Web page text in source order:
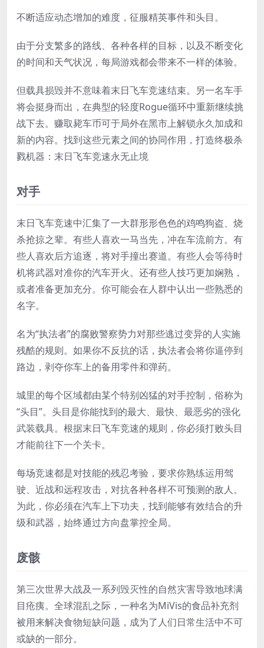
不断适应动态增加的难度，征服精英事件和头目。
由于分支繁多的路线、各种各样的目标，以及不断变化
的时间和天气状况，每局游戏都会带来不一样的体验。
但载具损毁并不意味着末日飞车竞速结束。另一名车手
将会挺身而出，在典型的轻度Rogue循环中重新继续挑
战下去。赚取毙车币可于局外在黑市上解锁永久加成和
新的内容。找到这些元素之间的协同作用，打造终极杀
戮机器：末日飞车竞速永无止境
对手
末日飞车竞速中汇集了一大群形形色色的鸡鸣狗盗、烧
杀抢掠之辈。有些人喜欢一马当先，冲在车流前方。有
些人喜欢后方追逐，将对手撞出赛道。有些人会等待时
机将武器对准你的汽车开火。还有些人技巧更加娴熟，
或者准备更加充分。你可能会在人群中认出一些熟悉的
名字。
名为“执法者”的腐败警察势力对那些逃过变异的人实施
残酷的规则。如果你不反抗的话，执法者会将你逼停到
路边，剥夺你车上的备用零件和弹药。
城里的每个区域都由某个特别凶猛的对手控制，俗称为
“头目”。头目是你能找到的最大、最快、最恶劣的强化
武装载具。根据末日飞车竞速的规则，你必须打败头目
才能前往下一个关卡。
每场竞速都是对技能的残忍考验，要求你熟练运用驾
驶、近战和远程攻击，对抗各种各样不可预测的敌人。
为此，你必须在汽车上下功夫，找到能够有效结合的升
级和武器，始终通过方向盘掌控全局。
废骸
第三次世界大战及一系列毁灭性的自然灾害导致地球满
目疮痍。全球混乱之际，一种名为MiVis的食品补充剂
被用来解决食物短缺问题，成为了人们日常生活中不可
或缺的一部分。